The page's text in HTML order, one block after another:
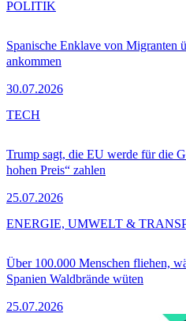
Spanische Enklave von Migranten
ankommen
30.07.2026
POLITIK
Trump sagt, die EU werde für die
hohen Preis“ zahlen
25.07.2026
TECH
Über 100.000 Menschen fliehen,
Spanien Waldbrände wüten
25.07.2026
ENERGIE, UMWELT &